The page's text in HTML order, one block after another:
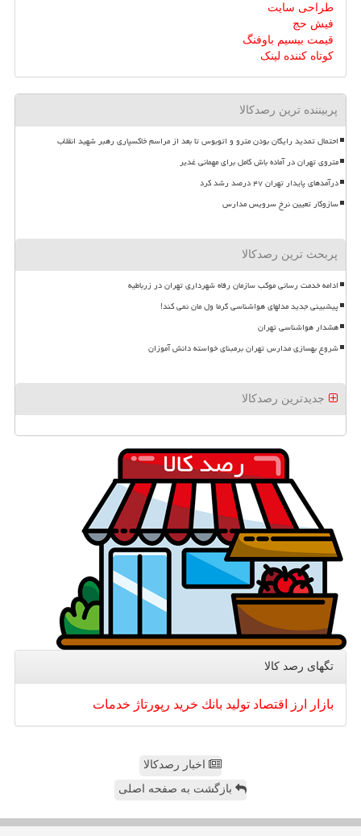
طراحی سایت
فیش حج
قیمت بیسیم باوفنگ
کوتاه کننده لینک
پربیننده ترین رصدکالا
احتمال تمدید رایگان بودن مترو و اتوبوس تا بعد از مراسم خاکسپاری رهبر شهید انقلاب
متروی تهران در آماده باش کامل برای مهمانی غدیر
درآمدهای پایدار تهران ۴۷ درصد رشد کرد
سازوکار تعیین نرخ سرویس مدارس
پربحث ترین رصدکالا
ادامه خدمت رسانی موکب سازمان رفاه شهرداری تهران در زرباطیه
پیشبینی جدید مدلهای هواشناسی گرما ول مان نمی کند!
هشدار هواشناسی تهران
شروع بهسازی مدارس تهران برمبنای خواسته دانش آموزان
جدیدترین رصدکالا
تگهای رصد كالا
بازار ارز اقتصاد تولید بانك خرید رپورتاژ خدمات
اخبار رصدکالا
بازگشت به صفحه اصلی